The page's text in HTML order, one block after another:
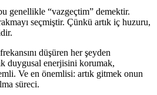
genellikle “vazgeçtim” demektir.
seçmiştir. Çünkü artık iç huzuru,
düşüren her şeyden
duygusal enerjisini korumak,
Ve en önemlisi: artık gitmek onun
süreci.